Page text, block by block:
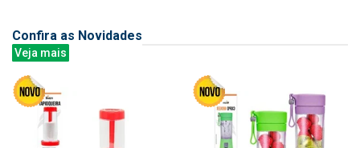
Confira as Novidades
Veja mais